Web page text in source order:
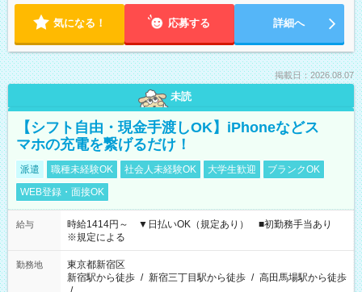
気になる！ 応募する 詳細へ
掲載日：2026.08.07
未読
【シフト自由・現金手渡しOK】iPhoneなどス
マホの充電を繋げるだけ！
派遣 職種未経験OK 社会人未経験OK 大学生歓迎
ブランクOK
WEB登録・面接OK
給与
時給1414円～ ▼日払いOK（規定あり） ■初勤務手当あり
※規定による
勤務地
東京都新宿区
新宿駅から徒歩 / 新宿三丁目駅から徒歩 / 高田馬場駅から徒歩